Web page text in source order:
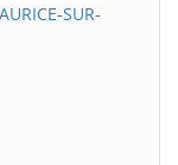
SUR-